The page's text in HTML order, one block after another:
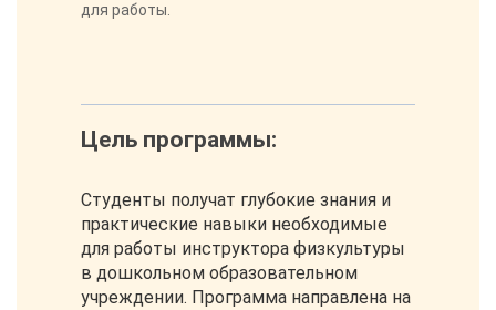
для работы.
Цель программы:
Студенты получат глубокие знания и
практические навыки необходимые
для работы инструктора физкультуры
в дошкольном образовательном
учреждении. Программа направлена на